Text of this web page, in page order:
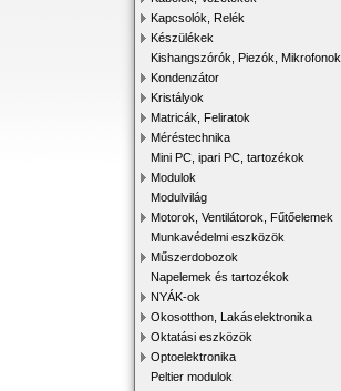
Kapcsolók, Relék
Készülékek
Kishangszórók, Piezók, Mikrofonok
Kondenzátor
Kristályok
Matricák, Feliratok
Méréstechnika
Mini PC, ipari PC, tartozékok
Modulok
Modulvilág
Motorok, Ventilátorok, Fűtőelemek
Munkavédelmi eszközök
Műszerdobozok
Napelemek és tartozékok
NYÁK-ok
Okosotthon, Lakáselektronika
Oktatási eszközök
Optoelektronika
Peltier modulok